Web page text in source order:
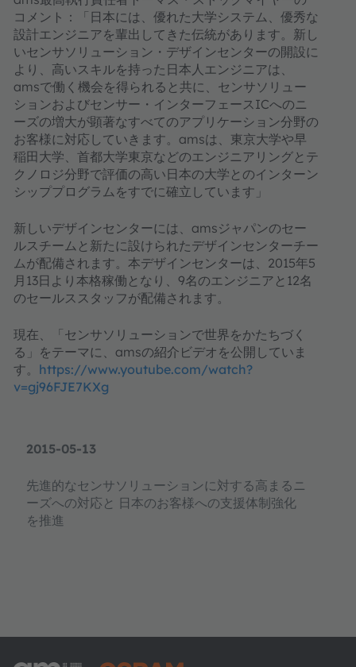
2015-05-13
先進的なセンサソリューションに対する高まるニ
ーズへの対応と 日本のお客様への支援体制強化
を推進
コメント：「日本には、優れた大学システム、優秀な
設計エンジニアを輩出してきた伝統があります。新し
いセンサソリューション・デザインセンターの開設に
より、高いスキルを持った日本人エンジニアは、
amsで働く機会を得られると共に、センサソリュー
ションおよびセンサー・インターフェースICへのニ
ーズの増大が顕著なすべてのアプリケーション分野の
お客様に対応していきます。amsは、東京大学や早
稲田大学、首都大学東京などのエンジニアリングとテ
クノロジ分野で評価の高い日本の大学とのインターン
シッププログラムをすでに確立しています」
新しいデザインセンターには、amsジャパンのセー
ルスチームと新たに設けられたデザインセンターチー
ムが配備されます。本デザインセンターは、2015年5
月13日より本格稼働となり、9名のエンジニアと12名
のセールススタッフが配備されます。
現在、「センサソリューションで世界をかたちづく
る」をテーマに、amsの紹介ビデオを公開していま
す。 https://www.youtube.com/watch?
v=gj96FJE7KXg